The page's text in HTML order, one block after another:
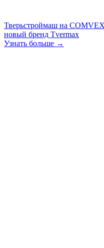
Тверьстроймаш на
новый бренд Tvermax
Узнать больше →